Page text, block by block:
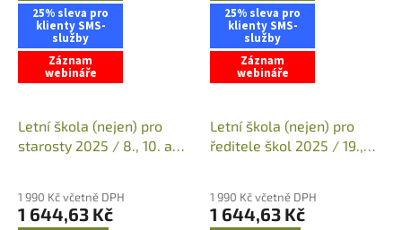
25% sleva pro
klienty SMS-
služby
Záznam
webináře
Letní škola (nejen) pro
starosty 2025 / 8., 10. a
hodnocení
produktu
je
1 990 Kč včetně DPH
1 644,63 Kč
25% sleva pro
klienty SMS-
služby
Záznam
webináře
Letní škola (nejen) pro
ředitele škol 2025 / 19.,
WEBINÁŘE
hodnocení
produktu
je
1 990 Kč včetně DPH
1 644,63 Kč